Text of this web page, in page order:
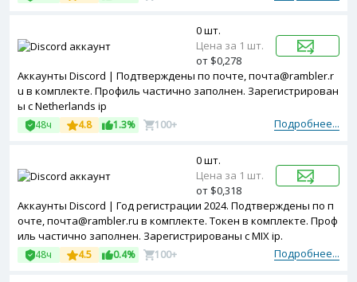
Аккаунты Discord | Подтверждены по почте, почта@rambler.r
u в комплекте. Профиль частично заполнен. Зарегистрирован
ы с Netherlands ip
Подробнее...
48ч 4.8 1.3% 100+
0 шт.
Цена за 1 шт.
от $0,278
Аккаунты Discord | Год регистрации 2024. Подтверждены по п
очте, почта@rambler.ru в комплекте. Токен в комплекте. Проф
иль частично заполнен. Зарегистрированы с MIX ip.
Подробнее...
48ч 4.5 0.4% 100+
0 шт.
Цена за 1 шт.
от $0,318